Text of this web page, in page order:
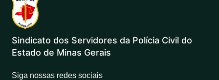
Sindicato dos Servidores da Polícia Civil do
Estado de Minas Gerais
Siga nossas redes sociais